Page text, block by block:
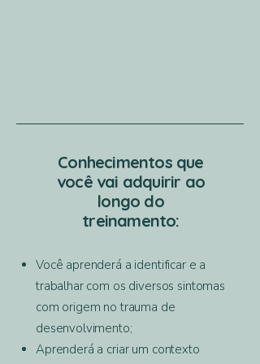
Conhecimentos que
você vai adquirir ao
longo do
treinamento:
Você aprenderá a identificar e a
trabalhar com os diversos sintomas
com origem no trauma de
desenvolvimento;
Aprenderá a criar um contexto